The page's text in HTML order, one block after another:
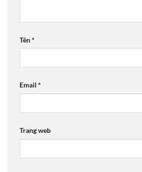
Tên*
Email *
Trang web